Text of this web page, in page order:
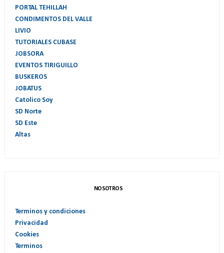
PORTAL TEHILLAH
CONDIMENTOS DEL VALLE
LIVIO
TUTORIALES CUBASE
JOBSORA
EVENTOS TIRIGUILLO
BUSKEROS
JOBATUS
Catolico Soy
SD Norte
SD Este
Altas
NOSOTROS
Terminos y condiciones
Privacidad
Cookies
Terminos